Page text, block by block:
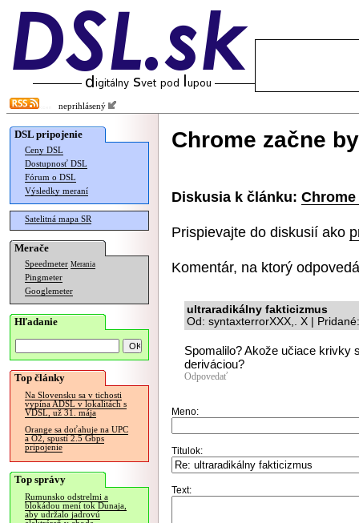
neprihlásený
DSL pripojenie
Ceny DSL
Dostupnosť DSL
Fórum o DSL
Výsledky meraní
Satelitná mapa SR
Merače
Speedmeter Merania
Pingmeter
Googlemeter
Hľadanie
Top články
Na Slovensku sa v tichosti
vypína ADSL v lokalitách s
VDSL, už 31. mája
Orange sa doťahuje na UPC
a O2, spustí 2.5 Gbps
pripojenie
Top správy
Rumunsko odstrelmi a
blokádou mení tok Dunaja,
aby udržalo jadrovú
Chrome začne
Diskusia k článku:
Prispievajte do diskusií ako
Komentár, na ktorý
ultraradikálny fakticizmus
Od: syntaxterrorXXX,. X |
Spomalilo? Akože učiace krivky
deriváciou?
Odpovedať
Meno:
Titulok:
Text: